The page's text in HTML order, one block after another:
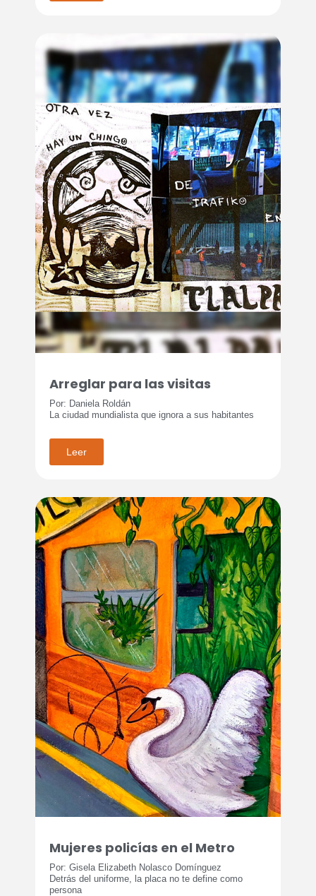
Arreglar para las visitas
Por: Daniela Roldán
La ciudad mundialista que ignora a sus habitantes
Leer
Mujeres policías en el Metro
Por: Gisela Elizabeth Nolasco Domínguez
Detrás del uniforme, la placa no te define como
persona